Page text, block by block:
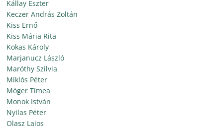
Kállay Eszter
Keczer András Zoltán
Kiss Ernő
Kiss Mária Rita
Kokas Károly
Marjanucz László
Maróthy Szilvia
Miklós Péter
Móger Tímea
Monok István
Nyilas Péter
Olasz Lajos